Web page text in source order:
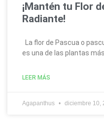
¡Mantén tu Flor
Radiante!
La flor de Pascua o
es una de las plantas más
LEER MÁS
Agapanthus diciembre 10,